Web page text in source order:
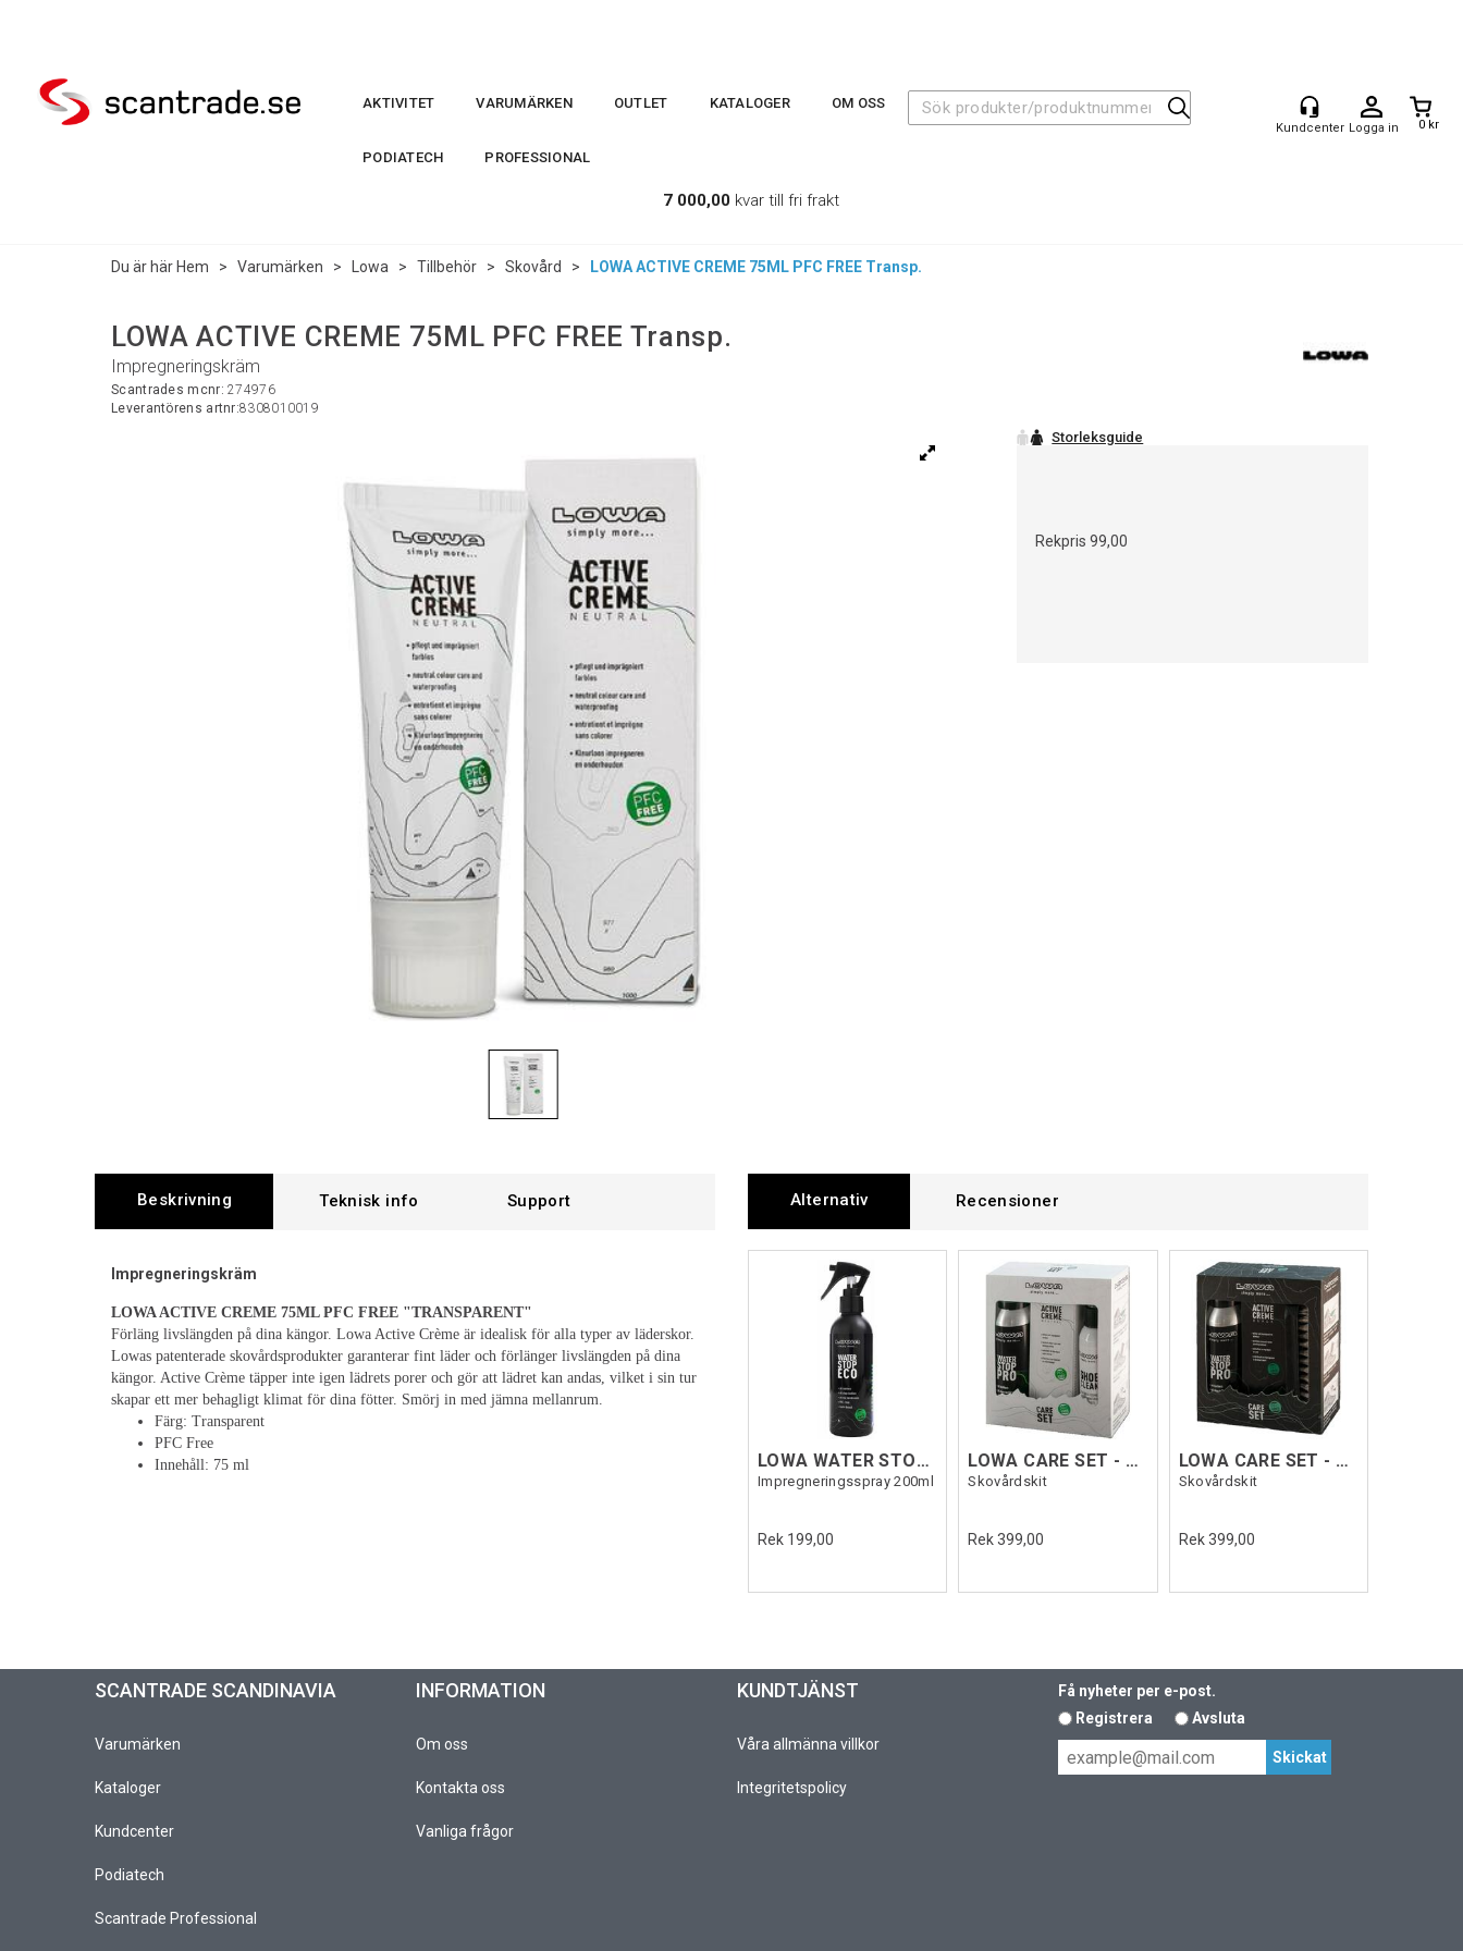
Logga in 0 kr
AKTIVITET VARUMÄRKEN OUTLET KATALOGER OM OSS
PODIATECH PROFESSIONAL
7 000,00 kvar till fri frakt
Du är här Hem > Varumärken > Lowa > Tillbehör > Skovård > LOWA ACTIVE CREME 75ML PFC FREE Transp.
LOWA ACTIVE CREME 75ML PFC FREE Transp.
Impregneringskräm
Scantrades mcnr:274976
Leverantörens artnr:8308010019
Rekpris99,00
Beskrivning Support
Impregneringskräm
LOWA ACTIVE CREME 75ML PFC FREE "TRANSPARENT"
Förläng livslängden på dina kängor. Lowa Active Crème är idealisk för alla typer av läderskor.
Lowas patenterade skovårdsprodukter garanterar fint läder och förlänger livslängden på dina
kängor. Active Crème täpper inte igen lädrets porer och gör att lädret kan andas, vilket i sin tur
skapar ett mer behagligt klimat för dina fötter. Smörj in med jämna mellanrum.
Färg: Transparent
PFC Free
Innehåll: 75 ml
Alternativ Recensioner
LOWA WATER STOP ECO
Impregneringsspray 200ml
Rek 199,00
LOWA CARE SET - Neutral
Skovårdskit
Rek 399,00
LOWA CARE SET - Black Edition
Skovårdskit
Rek 399,00
SCANTRADE SCANDINAVIA
Varumärken
Kataloger
Kundcenter
Podiatech
Scantrade Professional
INFORMATION
Om oss
Kontakta oss
Vanliga frågor
KUNDTJÄNST
Våra allmänna villkor
Integritetspolicy
Få nyheter per e-post.
Registrera
Avsluta